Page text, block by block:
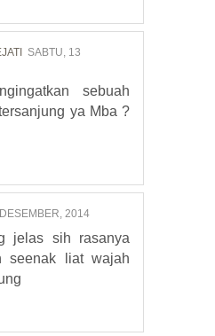
SABTU, 13
sebuah
ya Mba ?
2014
jelas sih rasanya
seenak liat wajah